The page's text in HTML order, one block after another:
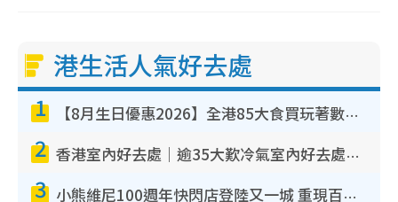
港生活人氣好去處
1 【8月生日優惠2026】全港85大食買玩著數攻略 自助餐/火鍋放題同行免費＋誠品/DONKI送現金券
2 香港室內好去處｜逾35大歎冷氣室內好去處推介 室內活動免費避雨無懼落雨
3 小熊維尼100週年快閃店登陸又一城 重現百畝森林經典場景／獨家限定盲盒登場／專屬DIY香水